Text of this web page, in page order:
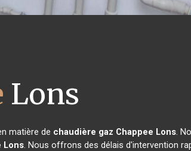
Lons
matière de chaudière gaz Chappee Lons.
Lons. Nous offrons des délais d'intervention